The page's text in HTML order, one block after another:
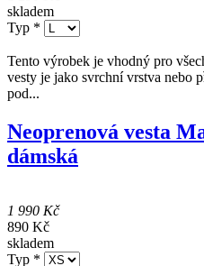
skladem
velikost
Neoprenové šortky na vodní
materiálů 100% Hyperflex
Vesta 2.5mm SEAC
skladem
Typ*